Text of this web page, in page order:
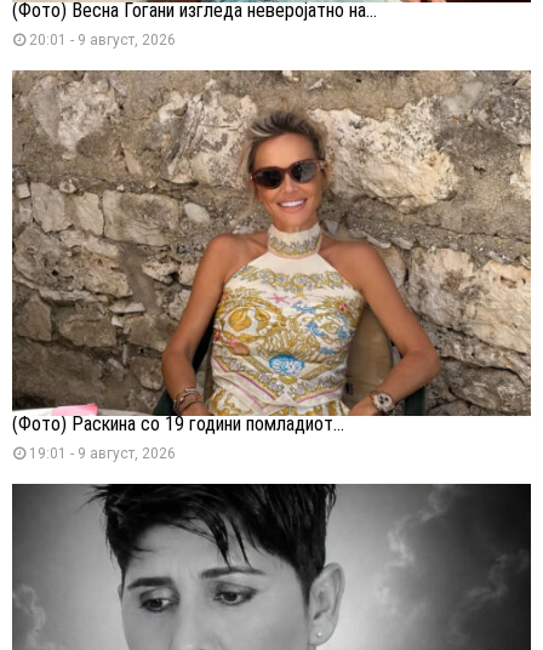
(Фото) Весна Ѓогани изгледа неверојатно на...
20:01 - 9 август, 2026
(Фото) Раскина со 19 години помладиот...
19:01 - 9 август, 2026